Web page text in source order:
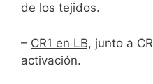
de los tejidos.
– CR1 en LB, junto a
activación.